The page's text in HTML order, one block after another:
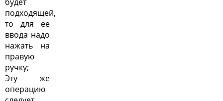
подходящей,
то для ее
ввода надо
нажать на
правую
ручку;
Эту же
операцию